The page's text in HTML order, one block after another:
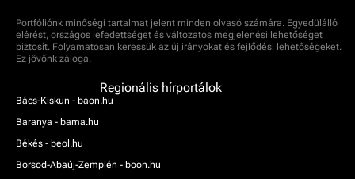
Portfóliónk minőségi tartalmat jelent minden olvasó számára. Egyedülálló
elérést, országos lefedettséget és változatos megjelenési lehetőséget
biztosít. Folyamatosan keressük az új irányokat és fejlődési lehetőségeket.
Ez jövőnk záloga.
Regionális hírportálok
Bács-Kiskun - baon.hu
Baranya - bama.hu
Békés - beol.hu
Borsod-Abaúj-Zemplén - boon.hu